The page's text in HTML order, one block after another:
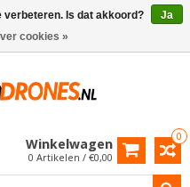
0
Winkelwagen
0 Artikelen / €0,00
verbeteren. Is dat akkoord?
Ja
cookies »